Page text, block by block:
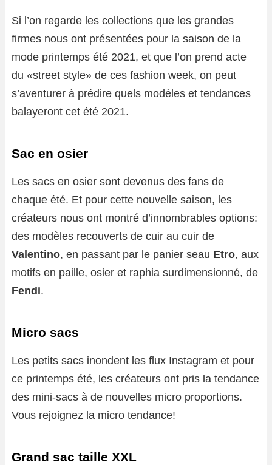
Si l’on regarde les collections que les grandes
firmes nous ont présentées pour la saison de la
mode printemps été 2021, et que l’on prend acte
du «street style» de ces fashion week, on peut
s’aventurer à prédire quels modèles et tendances
balayeront cet été 2021.
Sac en osier
Les sacs en osier sont devenus des fans de
chaque été. Et pour cette nouvelle saison, les
créateurs nous ont montré d’innombrables options:
des modèles recouverts de cuir au cuir de
Valentino, en passant par le panier seau Etro, aux
motifs en paille, osier et raphia surdimensionné, de
Fendi.
Micro sacs
Les petits sacs inondent les flux Instagram et pour
ce printemps été, les créateurs ont pris la tendance
des mini-sacs à de nouvelles micro proportions.
Vous rejoignez la micro tendance!
Grand sac taille XXL